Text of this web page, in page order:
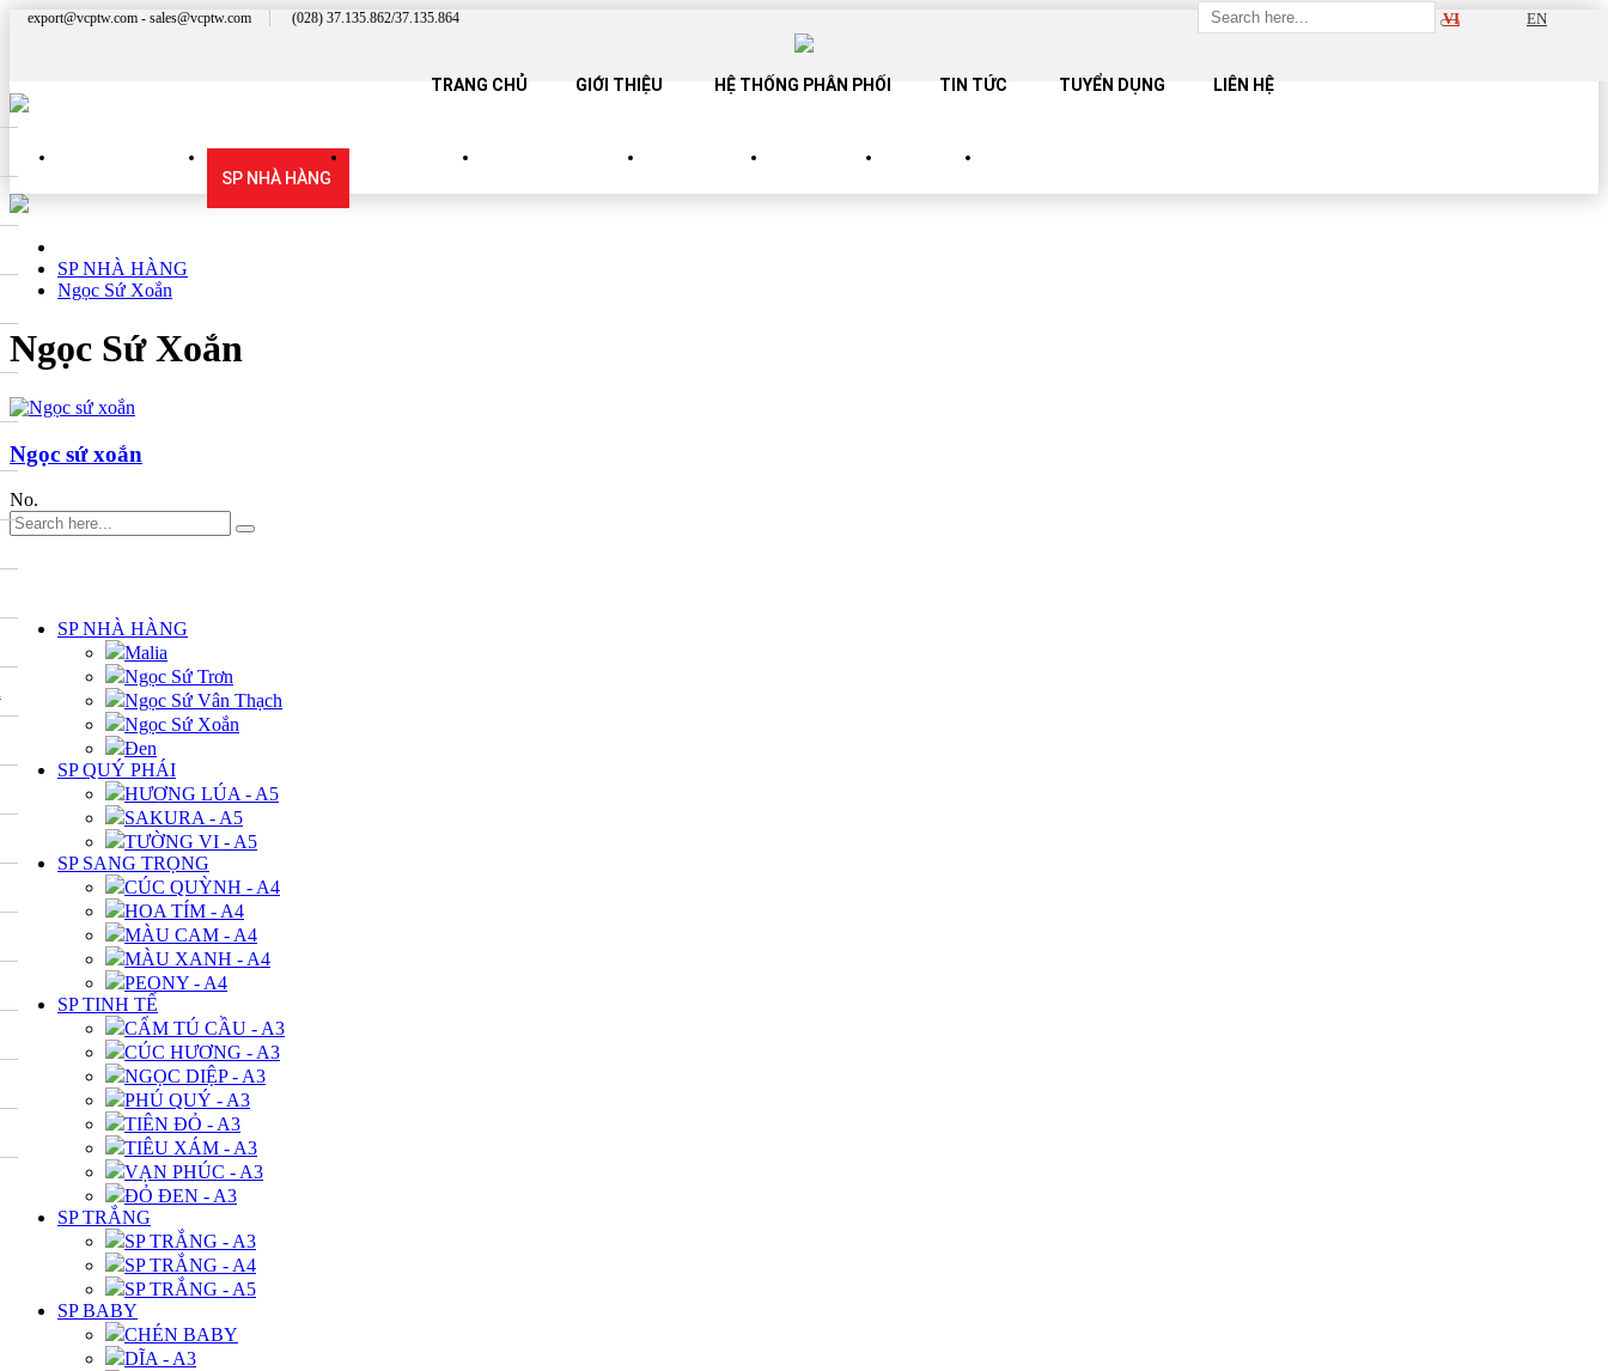
export@vcptw.com - sales@vcptw.com (028) 37.135.862/37.135.864 VI EN
TRANG CHỦ GIỚI THIỆU HỆ THỐNG PHÂN PHỐI TIN TỨC TUYỂN DỤNG LIÊN HỆ
SP NHÀ HÀNG
SP NHÀ HÀNG
Ngọc Sứ Xoắn
Ngọc Sứ Xoắn
Ngọc sứ xoắn
No.
SP NHÀ HÀNG
Malia
Ngọc Sứ Trơn
Ngọc Sứ Vân Thạch
Ngọc Sứ Xoắn
Đen
SP QUÝ PHÁI
HƯƠNG LÚA - A5
SAKURA - A5
TƯỜNG VI - A5
SP SANG TRỌNG
CÚC QUỲNH - A4
HOA TÍM - A4
MÀU CAM - A4
MÀU XANH - A4
PEONY - A4
SP TINH TẾ
CẨM TÚ CẦU - A3
CÚC HƯƠNG - A3
NGỌC DIỆP - A3
PHÚ QUÝ - A3
TIÊN ĐỎ - A3
TIÊU XÁM - A3
VẠN PHÚC - A3
ĐỎ ĐEN - A3
SP TRẮNG
SP TRẮNG - A3
SP TRẮNG - A4
SP TRẮNG - A5
SP BABY
CHÉN BABY
DĨA - A3